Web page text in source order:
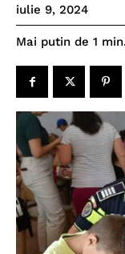
iulie 9, 2024
Mai putin de 1 min.